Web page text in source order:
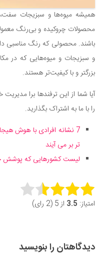
همیشه میوه‌ها و سبزیجات
محصولات چروکیده و بی‌رنگ
باشند. محصولی که رنگ مناسبی
و سبزیجات و میوه‌هایی که در
بزرگتر و با کیفیت‌تر هستند.
آیا شما از این ترفندها برا
را با ما به اشتراک بگذارید.
7 نشانه افرادی با هوش
تر بر می‌ آیند
لیست کشورهایی که پوشش
Rate this item:
امتیاز: 3.5 از 5 (2 رای)
دیدگاهتان را بنویسید